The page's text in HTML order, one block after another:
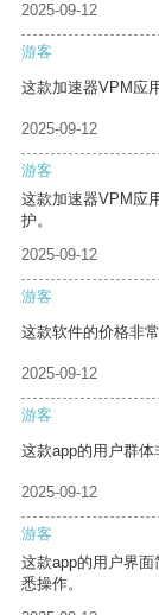
2025-09-12
游客
这款加速器VPM应
2025-09-12
游客
这款加速器VPM应
护。
2025-09-12
游客
这款软件的价格非
2025-09-12
游客
这款app的用户群体
2025-09-12
游客
这款app的用户界
悉操作。